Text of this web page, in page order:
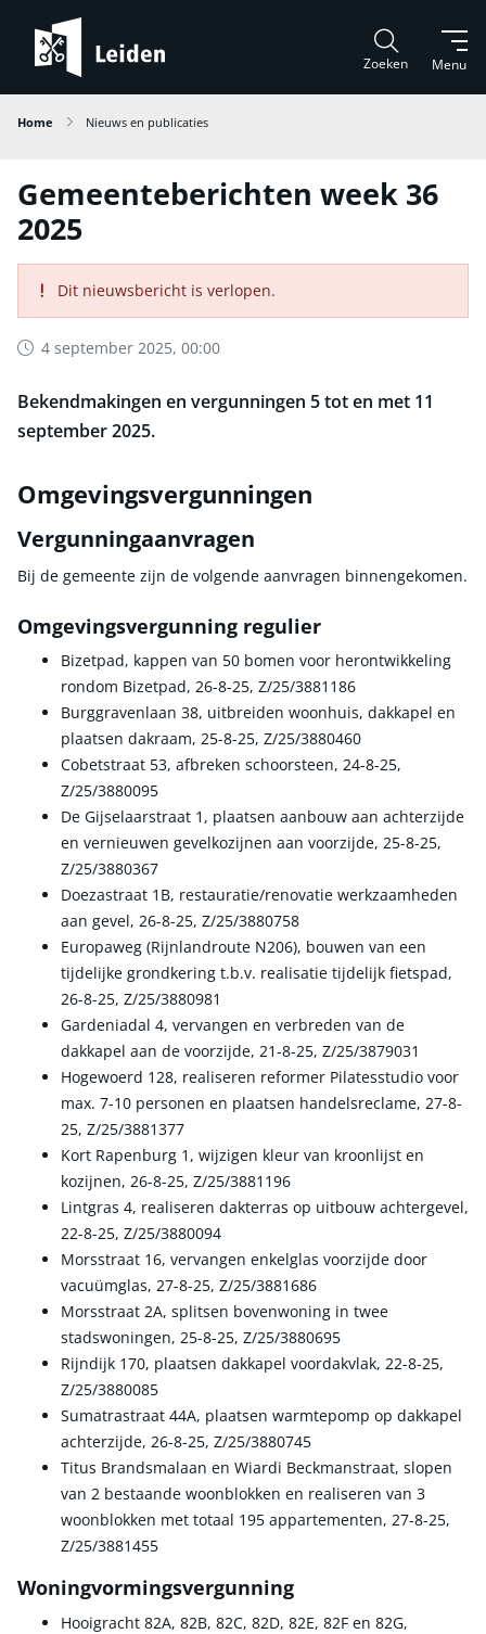
Menu
Zoeken
Home Nieuws en publicaties
Gemeenteberichten week 36
2025
Dit nieuwsbericht is verlopen.
4 september 2025, 00:00
Bekendmakingen en vergunningen 5 tot en met 11
september 2025.
Omgevingsvergunningen
Vergunningaanvragen
Bij de gemeente zijn de volgende aanvragen binnengekomen.
Omgevingsvergunning regulier
Bizetpad, kappen van 50 bomen voor herontwikkeling
rondom Bizetpad, 26-8-25, Z/25/3881186
Burggravenlaan 38, uitbreiden woonhuis, dakkapel en
plaatsen dakraam, 25-8-25, Z/25/3880460
Cobetstraat 53, afbreken schoorsteen, 24-8-25,
Z/25/3880095
De Gijselaarstraat 1, plaatsen aanbouw aan achterzijde
en vernieuwen gevelkozijnen aan voorzijde, 25-8-25,
Z/25/3880367
Doezastraat 1B, restauratie/renovatie werkzaamheden
aan gevel, 26-8-25, Z/25/3880758
Europaweg (Rijnlandroute N206), bouwen van een
tijdelijke grondkering t.b.v. realisatie tijdelijk fietspad,
26-8-25, Z/25/3880981
Gardeniadal 4, vervangen en verbreden van de
dakkapel aan de voorzijde, 21-8-25, Z/25/3879031
Hogewoerd 128, realiseren reformer Pilatesstudio voor
max. 7-10 personen en plaatsen handelsreclame, 27-8-
25, Z/25/3881377
Kort Rapenburg 1, wijzigen kleur van kroonlijst en
kozijnen, 26-8-25, Z/25/3881196
Lintgras 4, realiseren dakterras op uitbouw achtergevel,
22-8-25, Z/25/3880094
Morsstraat 16, vervangen enkelglas voorzijde door
vacuümglas, 27-8-25, Z/25/3881686
Morsstraat 2A, splitsen bovenwoning in twee
stadswoningen, 25-8-25, Z/25/3880695
Rijndijk 170, plaatsen dakkapel voordakvlak, 22-8-25,
Z/25/3880085
Sumatrastraat 44A, plaatsen warmtepomp op dakkapel
achterzijde, 26-8-25, Z/25/3880745
Titus Brandsmalaan en Wiardi Beckmanstraat, slopen
van 2 bestaande woonblokken en realiseren van 3
woonblokken met totaal 195 appartementen, 27-8-25,
Z/25/3881455
Woningvormingsvergunning
Hooigracht 82A, 82B, 82C, 82D, 82E, 82F en 82G,